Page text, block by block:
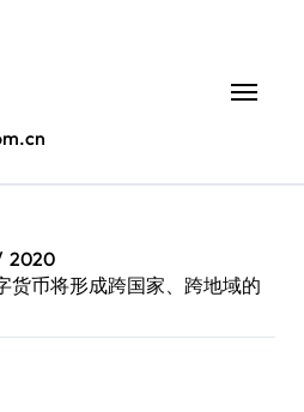
2020
货币将形成跨国家、跨地域的